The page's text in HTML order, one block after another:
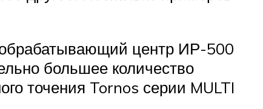
центр ИР-500
большее количество
точения Tornos серии MULTI